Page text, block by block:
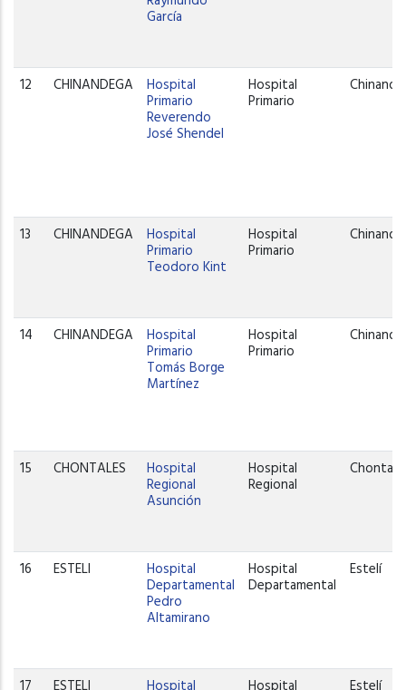
García
12 CHINANDEGA Hospital
Primario
Reverendo
José Shendel
Hospital
Primario
13 CHINANDEGA Hospital
Primario
Teodoro Kint
Hospital
Primario
14 CHINANDEGA Hospital
Primario
Tomás Borge
Martínez
Hospital
Primario
15 CHONTALES Hospital
Regional
Asunción
Hospital
Regional
16 ESTELI Hospital
Departamental
Pedro
Altamirano
Hospital
Departamental
Estelí